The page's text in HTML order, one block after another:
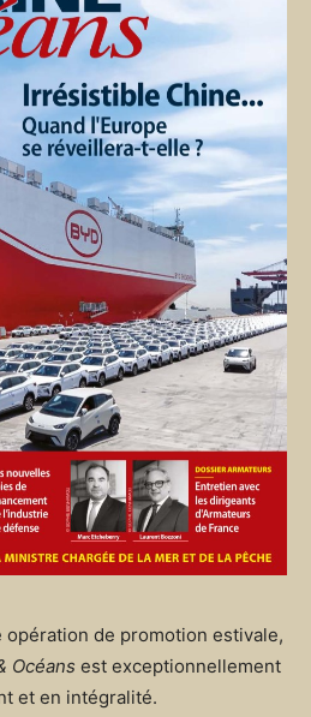
opération de promotion estivale,
Océans est exceptionnellement
et en intégralité.